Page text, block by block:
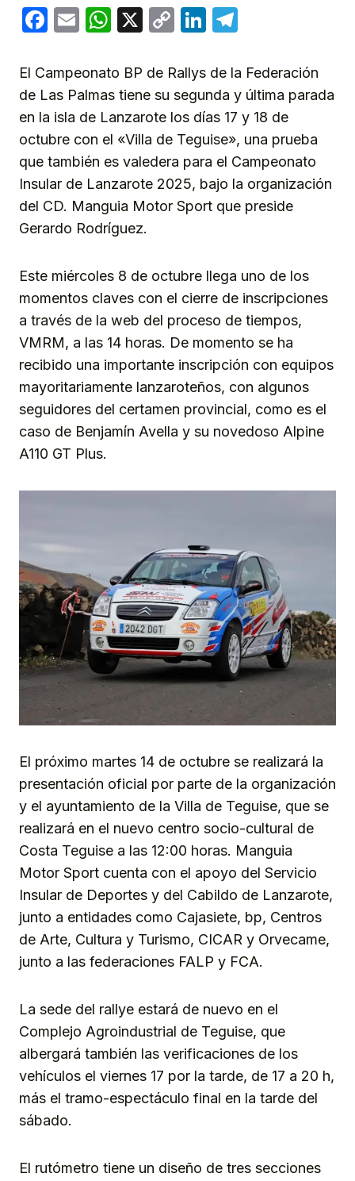
Facebook
EmailWhatsApp
X
CopyLinkedIn
El Campeonato BP de Rallys de la Federación
de Las Palmas tiene su segunda y última parada
en la isla de Lanzarote los días 17 y 18 de
octubre con el «Villa de Teguise», una prueba
que también es valedera para el Campeonato
Insular de Lanzarote 2025, bajo la organización
del CD. Manguia Motor Sport que preside
Gerardo Rodríguez.
Este miércoles 8 de octubre llega uno de los
momentos claves con el cierre de inscripciones
a través de la web del proceso de tiempos,
VMRM, a las 14 horas. De momento se ha
recibido una importante inscripción con equipos
mayoritariamente lanzaroteños, con algunos
seguidores del certamen provincial, como es el
caso de Benjamín Avella y su novedoso Alpine
A110 GT Plus.
El próximo martes 14 de octubre se realizará la
presentación oficial por parte de la organización
y el ayuntamiento de la Villa de Teguise, que se
realizará en el nuevo centro socio-cultural de
Costa Teguise a las 12:00 horas. Manguia
Motor Sport cuenta con el apoyo del Servicio
Insular de Deportes y del Cabildo de Lanzarote,
junto a entidades como Cajasiete, bp, Centros
de Arte, Cultura y Turismo, CICAR y Orvecame,
junto a las federaciones FALP y FCA.
La sede del rallye estará de nuevo en el
Complejo Agroindustrial de Teguise, que
albergará también las verificaciones de los
vehículos el viernes 17 por la tarde, de 17 a 20 h,
más el tramo-espectáculo final en la tarde del
sábado.
El rutómetro tiene un diseño de tres secciones